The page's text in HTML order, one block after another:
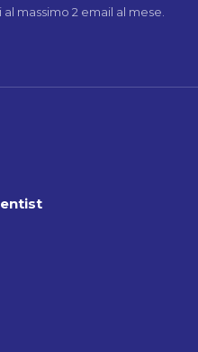
massimo 2 email al mese.